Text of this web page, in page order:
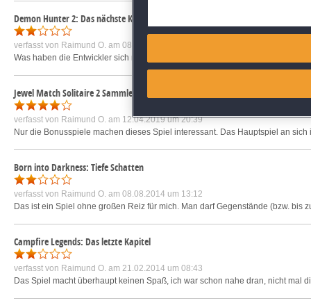
Demon Hunter 2: Das nächste Kapitel
verfasst von Raimund O. am 08.08.2015 um 22:40
Was haben die Entwickler sich nur dabei gedacht! Bild und Ton passen
Jewel Match Solitaire 2 Sammleredition
verfasst von Raimund O. am 12.04.2019 um 20:39
Nur die Bonusspiele machen dieses Spiel interessant. Das Hauptspiel an
Born into Darkness: Tiefe Schatten
verfasst von Raimund O. am 08.08.2014 um 13:12
Das ist ein Spiel ohne großen Reiz für mich. Man darf Gegenstände (bzw.
Campfire Legends: Das letzte Kapitel
verfasst von Raimund O. am 21.02.2014 um 08:43
Das Spiel macht überhaupt keinen Spaß, ich war schon nahe dran, nicht mal
Save and communicate